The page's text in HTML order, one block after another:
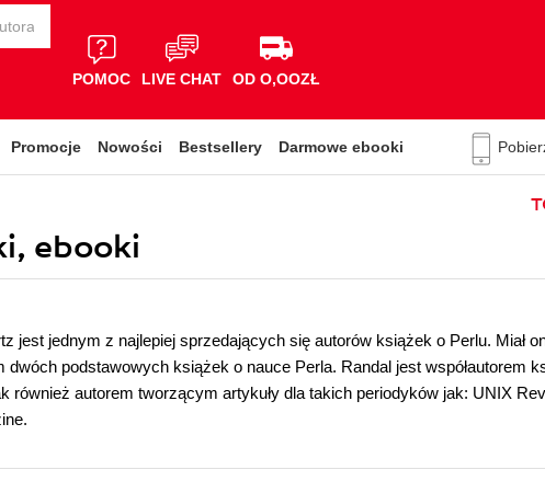
POMOC LIVE CHAT OD O,OOZŁ
Promocje Nowości Bestsellery Darmowe ebooki
ebooki
jest jednym z najlepiej sprzedających się autorów książek o Perlu. Miał
dwóch podstawowych książek o nauce Perla. Randal jest współautorem
również autorem tworzącym artykuły dla takich periodyków jak: UNIX